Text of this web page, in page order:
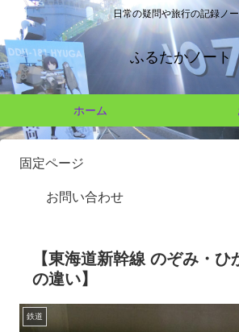
日常の疑問や旅行の記録ノー
ふるたかノート
ホーム
固定ページ
お問い合わせ
【東海道新幹線 のぞみ・ひ
の違い】
鉄道